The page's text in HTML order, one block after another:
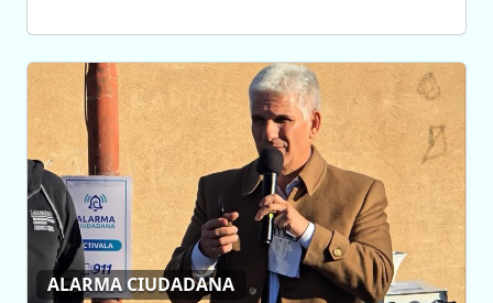
ALARMA CIUDADANA